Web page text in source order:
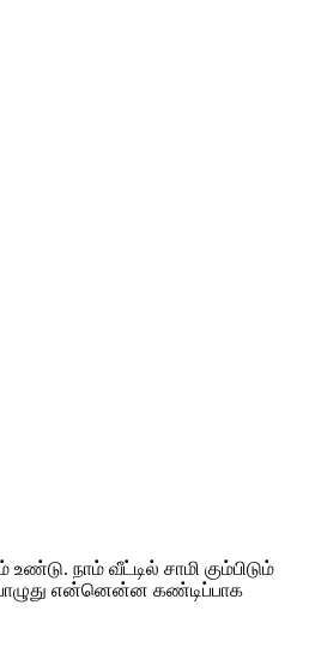
நாம் வீட்டில் சாமி கும்பிடும்
என்னென்ன கண்டிப்பாக